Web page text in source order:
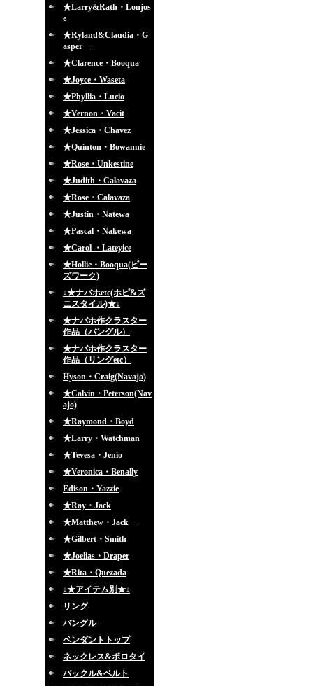
★Larry&Rath・Lonjos
e
★Ryland&Claudia・G
asper
★Clarence・Booqua
★Joyce・Waseta
★Phyllia・Lucio
★Vernon・Vacit
★Jessica・Chavez
★Quinton・Bowannie
★Rose・Unkestine
★Judith・Calavaza
★Rose・Calavaza
★Justin・Natewa
★Pascal・Nakewa
★Carol ・Lateyice
★Hollie・Booqua(ビー
ズワーク)
↓★ナバホetc(ホピ&ズ
ニスタイル)★↓
★ナバホ作クラスター
作品（バングル）
★ナバホ作クラスター
作品（リングetc）
Hyson・Craig(Navajo)
★Calvin・Peterson(Nav
ajo)
★Raymond・Boyd
★Larry・Watchman
★Tevesa・Jenio
★Veronica・Benally
Edison・Yazzie
★Ray・Jack
★Matthew・Jack
★Gilbert・Smith
★Joelias・Draper
★Rita・Quezada
↓★アイテム別★↓
リング
バングル
ペンダントトップ
ネックレス&ボロタイ
バックル&ベルト